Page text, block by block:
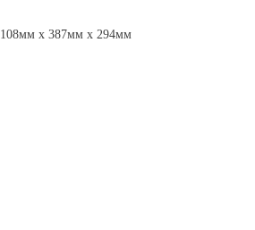
108мм x 387мм x 294мм